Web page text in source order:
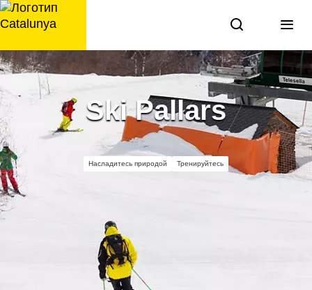
перейти
к
Ski Pallars
Насладитесь природой Тренируйтесь